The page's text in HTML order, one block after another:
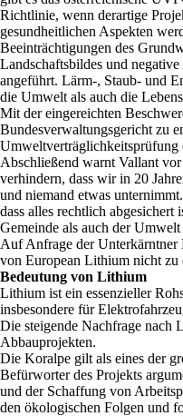
Richtlinie, wenn derartige
gesundheitlichen Aspekten
Beeinträchtigungen des
Landschaftsbildes und
angeführt. Lärm-, Staub- und
die Umwelt als auch die
Mit der eingereichten
Bundesverwaltungsgericht zu
Umweltverträglichkeitsprüfung
Abschließend warnt Vallant
verhindern, dass wir in 20
und niemand etwas
dass alles rechtlich abgesichert
Gemeinde als auch der
Auf Anfrage der Unterkärntner
von European Lithium nicht zu
Bedeutung von Lithium
Lithium ist ein essenzieller
insbesondere für
Die steigende Nachfrage nach
Abbauprojekten.
Die Koralpe gilt als eines der
Befürworter des Projekts
und der Schaffung von
den ökologischen Folgen und